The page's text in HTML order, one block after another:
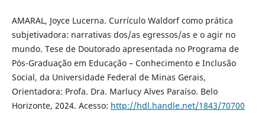
AMARAL, Joyce Lucerna. Currículo Waldorf como prática
subjetivadora: narrativas dos/as egressos/as e o agir no
mundo. Tese de Doutorado apresentada no Programa de
Pós-Graduação em Educação – Conhecimento e Inclusão
Social, da Universidade Federal de Minas Gerais,
Orientadora: Profa. Dra. Marlucy Alves Paraíso. Belo
Horizonte, 2024. Acesso: http://hdl.handle.net/1843/70700